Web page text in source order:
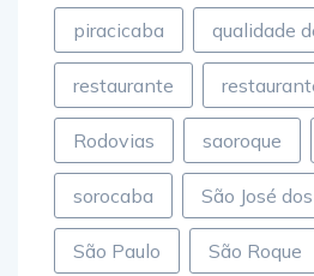
piracicaba qualidade
restaurante
Rodovias saoroque
sorocaba São José
São Paulo São Roque